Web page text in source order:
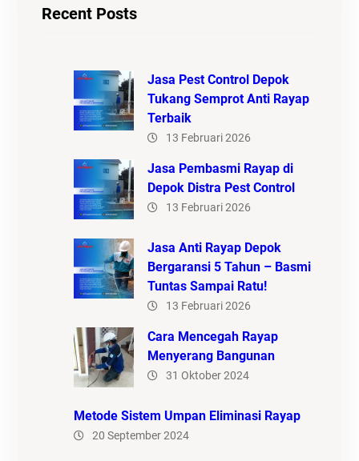
Recent Posts
Jasa Pest Control Depok
Tukang Semprot Anti Rayap
Terbaik
13 Februari 2026
Jasa Pembasmi Rayap di
Depok Distra Pest Control
13 Februari 2026
Jasa Anti Rayap Depok
Bergaransi 5 Tahun – Basmi
Tuntas Sampai Ratu!
13 Februari 2026
Cara Mencegah Rayap
Menyerang Bangunan
31 Oktober 2024
Metode Sistem Umpan Eliminasi Rayap
20 September 2024